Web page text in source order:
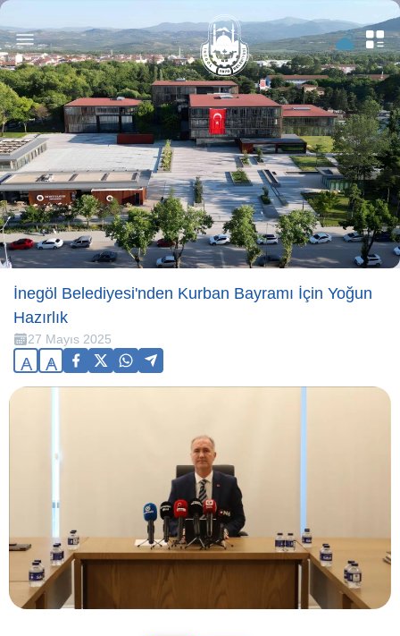
İnegöl Belediyesi'nden Kurban Bayramı İçin Yoğun
Hazırlık
27 Mayıs 2025
A A